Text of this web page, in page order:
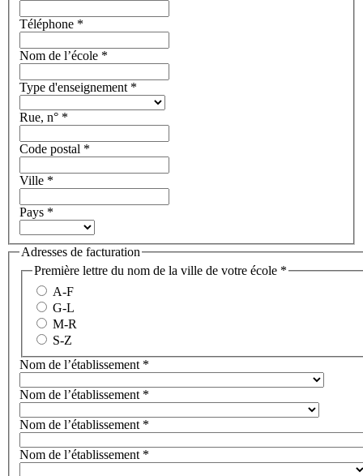
Téléphone *
Nom de l’école *
Type d'enseignement *
Rue, n° *
Code postal *
Ville *
Pays *
Adresses de facturation
Première lettre du nom de la ville de votre école *
A-F
G-L
M-R
S-Z
Nom de l’établissement *
Nom de l’établissement *
Nom de l’établissement *
Nom de l’établissement *